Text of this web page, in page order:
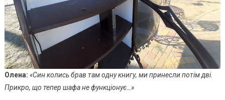
Олена: «Син колись брав там одну книгу, ми принесли потім дві.
Прикро, що тепер шафа не функціонує…»